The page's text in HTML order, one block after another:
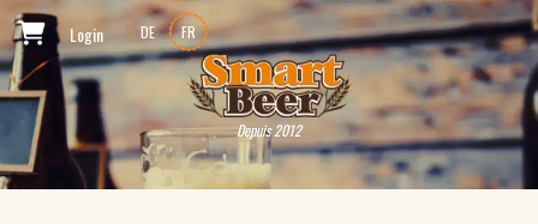
Login DE FR
Depuis 2012